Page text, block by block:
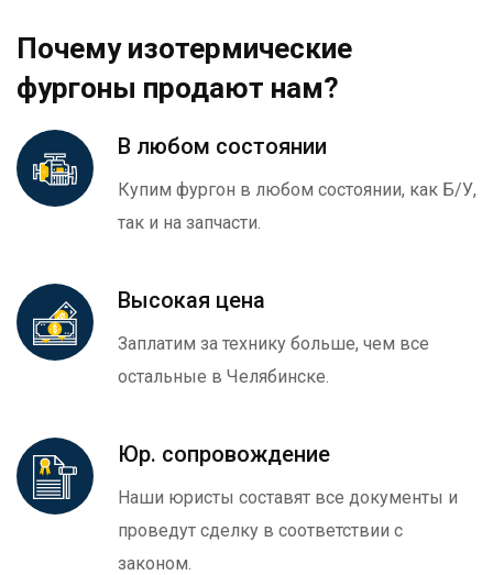
Почему изотермические
фургоны продают нам?
В любом состоянии
Купим фургон в любом состоянии, как Б/У,
так и на запчасти.
Высокая цена
Заплатим за технику больше, чем все
остальные в Челябинске.
Юр. сопровождение
Наши юристы составят все документы и
проведут сделку в соответствии с
законом.